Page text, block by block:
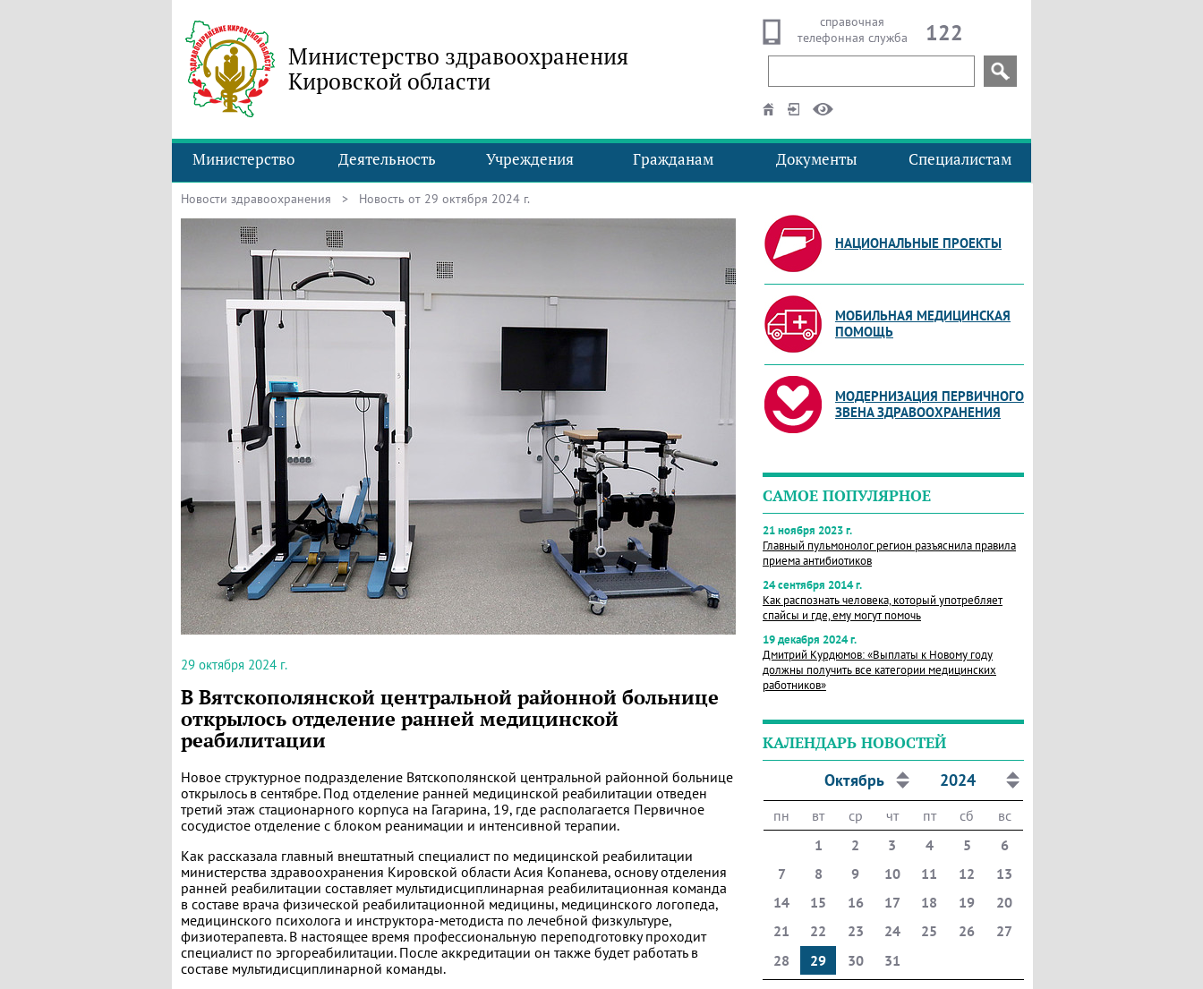
Министерство здравоохранения
Кировской области
справочная
телефонная служба
122
Министерство Деятельность Учреждения Гражданам Документы Специалистам
Новости здравоохранения > Новость от 29 октября 2024 г.
29 октября 2024 г.
В Вятскополянской центральной районной больнице
открылось отделение ранней медицинской
реабилитации
Новое структурное подразделение Вятскополянской центральной районной больнице
открылось в сентябре. Под отделение ранней медицинской реабилитации отведен
третий этаж стационарного корпуса на Гагарина, 19, где располагается Первичное
сосудистое отделение с блоком реанимации и интенсивной терапии.
Как рассказала главный внештатный специалист по медицинской реабилитации
министерства здравоохранения Кировской области Асия Копанева, основу отделения
ранней реабилитации составляет мультидисциплинарная реабилитационная команда
в составе врача физической реабилитационной медицины, медицинского логопеда,
медицинского психолога и инструктора-методиста по лечебной физкультуре,
физиотерапевта. В настоящее время профессиональную переподготовку проходит
специалист по эргореабилитации. После аккредитации он также будет работать в
составе мультидисциплинарной команды.
НАЦИОНАЛЬНЫЕ ПРОЕКТЫ
МОБИЛЬНАЯ МЕДИЦИНСКАЯ
ПОМОЩЬ
МОДЕРНИЗАЦИЯ ПЕРВИЧНОГО
ЗВЕНА ЗДРАВООХРАНЕНИЯ
САМОЕ ПОПУЛЯРНОЕ
21 ноября 2023 г.
Главный пульмонолог регион разъяснила правила
приема антибиотиков
24 сентября 2014 г.
Как распознать человека, который употребляет
спайсы и где, ему могут помочь
19 декабря 2024 г.
Дмитрий Курдюмов: «Выплаты к Новому году
должны получить все категории медицинских
работников»
КАЛЕНДАРЬ НОВОСТЕЙ
Октябрь 2024
пн вт ср чт пт сб
вс
1
2 3 4 5
6
7
8 9 10 11 12
13
14
15 16 17 18 19
20
21
22 23 24 25 26
27
28
29 30 31